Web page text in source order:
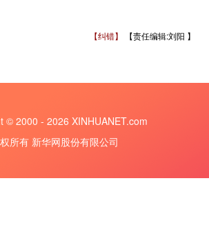
【纠错】 【责任编辑:刘阳 】
© 2000 - 2026 XINHUANET.com
所有 新华网股份有限公司